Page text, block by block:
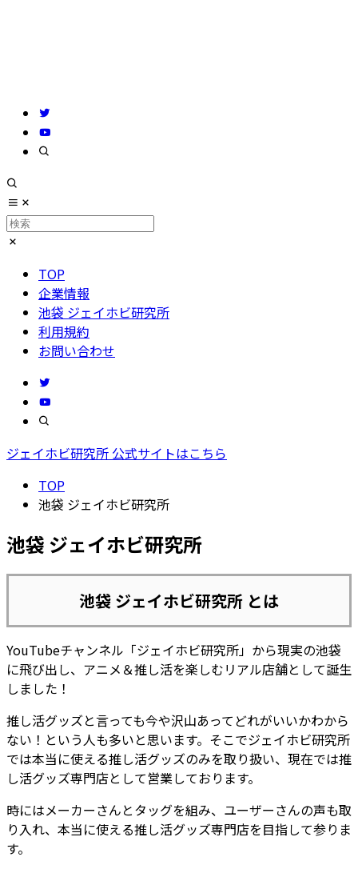
TOP
企業情報
池袋 ジェイホビ研究所
利用規約
お問い合わせ
ジェイホビ研究所 公式サイトはこちら
TOP
池袋 ジェイホビ研究所
池袋 ジェイホビ研究所
池袋 ジェイホビ研究所 とは
YouTubeチャンネル「ジェイホビ研究所」から現実の池袋
に飛び出し、アニメ＆推し活を楽しむリアル店舗として誕生
しました！
推し活グッズと言っても今や沢山あってどれがいいかわから
ない！という人も多いと思います。そこでジェイホビ研究所
では本当に使える推し活グッズのみを取り扱い、現在では推
し活グッズ専門店として営業しております。
時にはメーカーさんとタッグを組み、ユーザーさんの声も取
り入れ、本当に使える推し活グッズ専門店を目指して参りま
す。